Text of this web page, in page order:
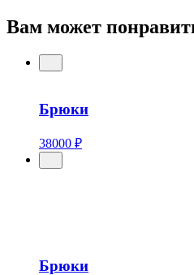
Вам может
Брюки
38000 ₽
Брюки